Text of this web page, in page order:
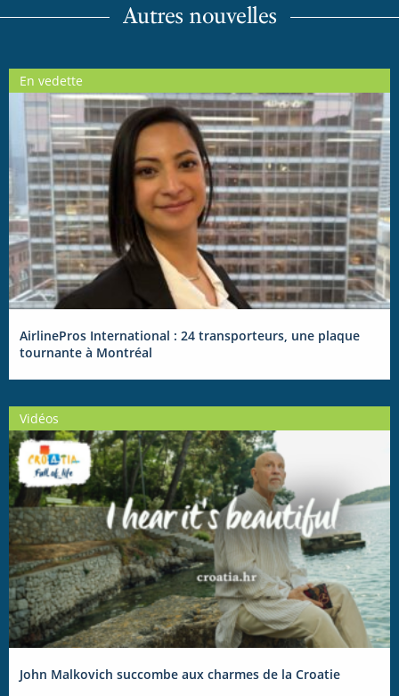
Autres nouvelles
En vedette
AirlinePros International : 24 transporteurs, une plaque
tournante à Montréal
Vidéos
John Malkovich succombe aux charmes de la Croatie